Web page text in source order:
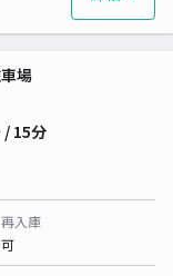
場
/ 15分
再入庫
可